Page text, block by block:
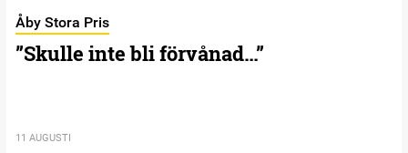
Åby Stora Pris
”Skulle inte bli förvånad…”
11 AUGUSTI